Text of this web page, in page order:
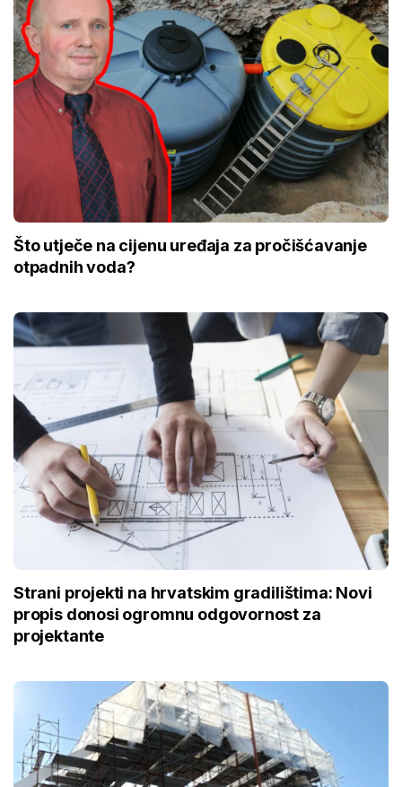
Što utječe na cijenu uređaja za pročišćavanje
otpadnih voda?
Strani projekti na hrvatskim gradilištima: Novi
propis donosi ogromnu odgovornost za
projektante